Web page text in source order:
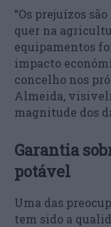
“Os prejuízos
quer na
equipamentos
impacto
concelho nos
Almeida,
magnitude dos
Garantia
potável
Uma das
tem sido a